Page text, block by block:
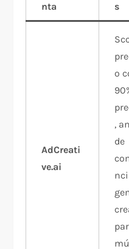
nta
s
AdCreati
ve.ai
o
,
de